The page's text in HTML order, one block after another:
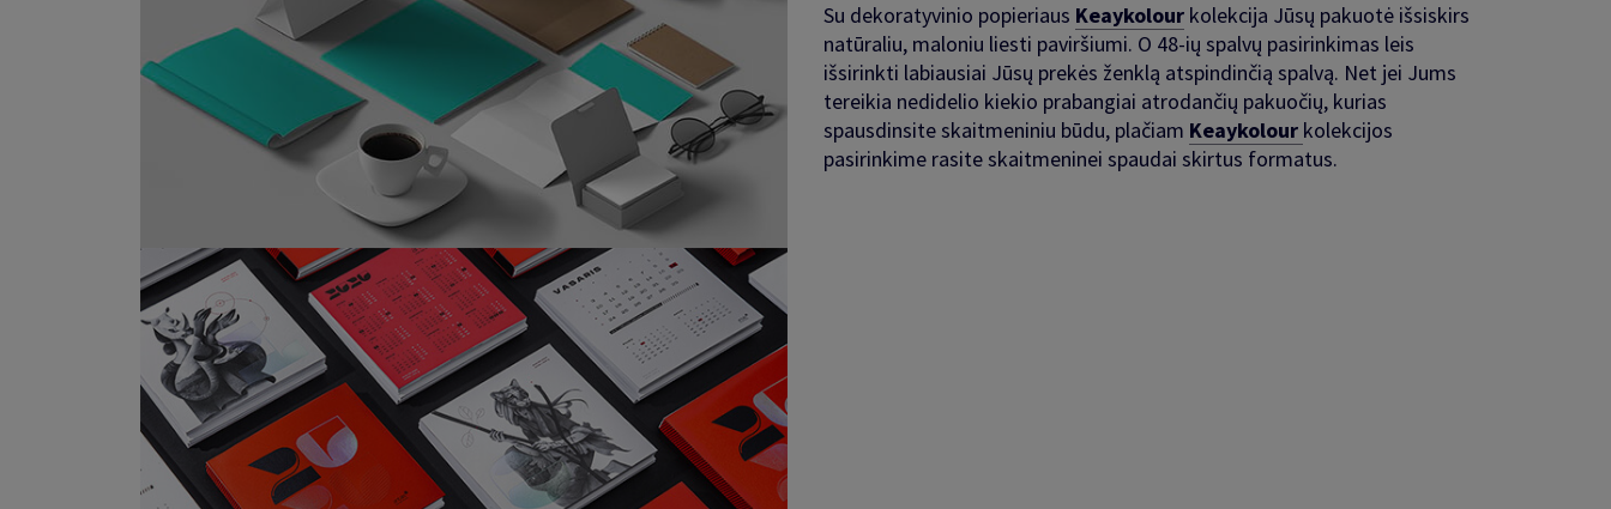
Su dekoratyvinio popieriaus Keaykolour kolekcija Jūsų pakuotė išsiskirs
natūraliu, maloniu liesti paviršiumi. O 48-ių spalvų pasirinkimas leis
išsirinkti labiausiai Jūsų prekės ženklą atspindinčią spalvą. Net jei Jums
tereikia nedidelio kiekio prabangiai atrodančių pakuočių, kurias
spausdinsite skaitmeniniu būdu, plačiam Keaykolour kolekcijos
pasirinkime rasite skaitmeninei spaudai skirtus formatus.